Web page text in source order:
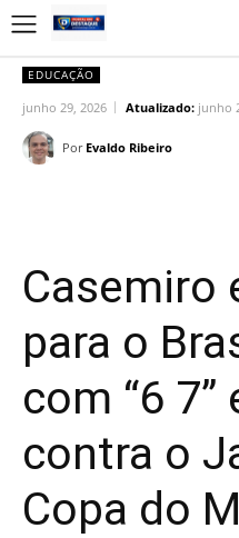
EDUCAÇÃO
junho 29, 2026 Atualizado: junho
Por Evaldo Ribeiro
Casemiro
para o
com “6
contra o
Copa do